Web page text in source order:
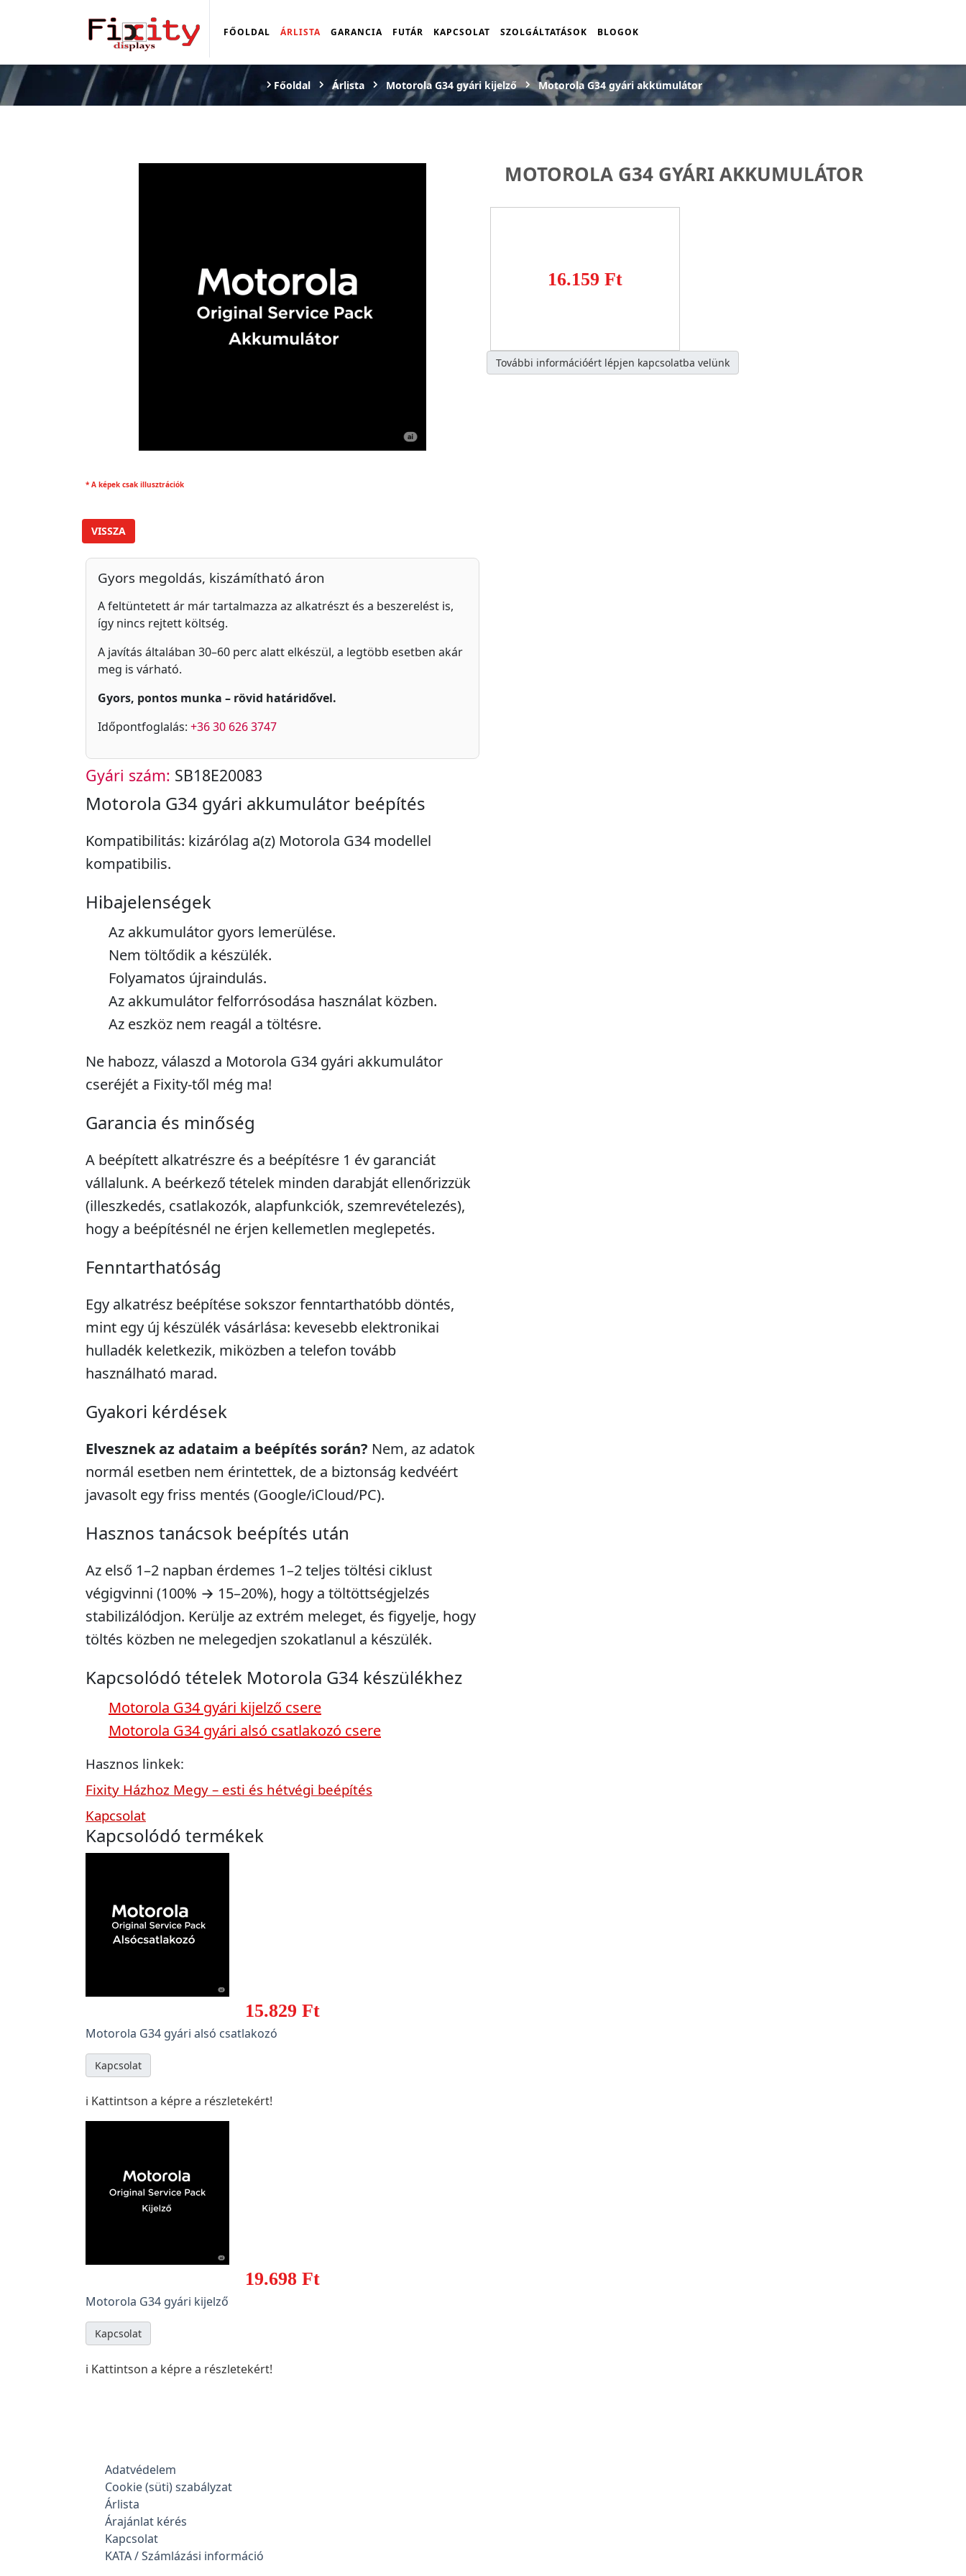
FŐOLDAL ÁRLISTA GARANCIA FUTÁR KAPCSOLAT SZOLGÁLTATÁSOK BLOGOK
Főoldal Árlista Motorola G34 gyári kijelző Motorola G34 gyári akkumulátor
* A képek csak illusztrációk
MOTOROLA G34 GYÁRI AKKUMULÁTOR
16.159 Ft
További információért lépjen kapcsolatba velünk
VISSZA
Gyors megoldás, kiszámítható áron
A feltüntetett ár már tartalmazza az alkatrészt és a beszerelést is,
így nincs rejtett költség.
A javítás általában 30–60 perc alatt elkészül, a legtöbb esetben akár
meg is várható.
Gyors, pontos munka – rövid határidővel.
Időpontfoglalás: +36 30 626 3747
Gyári szám: SB18E20083
Motorola G34 gyári akkumulátor beépítés
Kompatibilitás: kizárólag a(z) Motorola G34 modellel
kompatibilis.
Hibajelenségek
Az akkumulátor gyors lemerülése.
Nem töltődik a készülék.
Folyamatos újraindulás.
Az akkumulátor felforrósodása használat közben.
Az eszköz nem reagál a töltésre.
Ne habozz, válaszd a Motorola G34 gyári akkumulátor
cseréjét a Fixity-től még ma!
Garancia és minőség
A beépített alkatrészre és a beépítésre 1 év garanciát
vállalunk. A beérkező tételek minden darabját ellenőrizzük
(illeszkedés, csatlakozók, alapfunkciók, szemrevételezés),
hogy a beépítésnél ne érjen kellemetlen meglepetés.
Fenntarthatóság
Egy alkatrész beépítése sokszor fenntarthatóbb döntés,
mint egy új készülék vásárlása: kevesebb elektronikai
hulladék keletkezik, miközben a telefon tovább
használható marad.
Gyakori kérdések
Elvesznek az adataim a beépítés során? Nem, az adatok
normál esetben nem érintettek, de a biztonság kedvéért
javasolt egy friss mentés (Google/iCloud/PC).
Hasznos tanácsok beépítés után
Az első 1–2 napban érdemes 1–2 teljes töltési ciklust
végigvinni (100% → 15–20%), hogy a töltöttségjelzés
stabilizálódjon. Kerülje az extrém meleget, és figyelje, hogy
töltés közben ne melegedjen szokatlanul a készülék.
Kapcsolódó tételek Motorola G34 készülékhez
Motorola G34 gyári kijelző csere
Motorola G34 gyári alsó csatlakozó csere
Hasznos linkek:
Fixity Házhoz Megy – esti és hétvégi beépítés
Kapcsolat
Kapcsolódó termékek
15.829 Ft
Motorola G34 gyári alsó csatlakozó
Kapcsolat
ℹ️ Kattintson a képre a részletekért!
19.698 Ft
Motorola G34 gyári kijelző
Kapcsolat
ℹ️ Kattintson a képre a részletekért!
Adatvédelem
Cookie (süti) szabályzat
Árlista
Árajánlat kérés
Kapcsolat
KATA / Számlázási információ